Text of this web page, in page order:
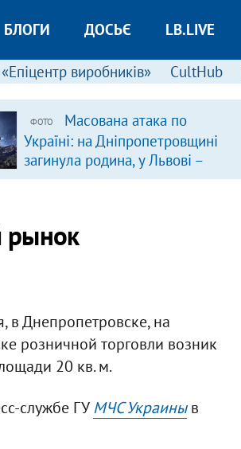
БЛОГИ ДОСЬЄ LB.LIVE
«Епіцентр виробників» CultHub
ФОТО
Масована атака по
Україні: на Дніпропетровщині
загинула родина, у Львові –
удар по багатоповерхівках
рынок
в Днепропетровске, на
розничной торговли возник
20 кв. м.
службе ГУМЧС Украиныв